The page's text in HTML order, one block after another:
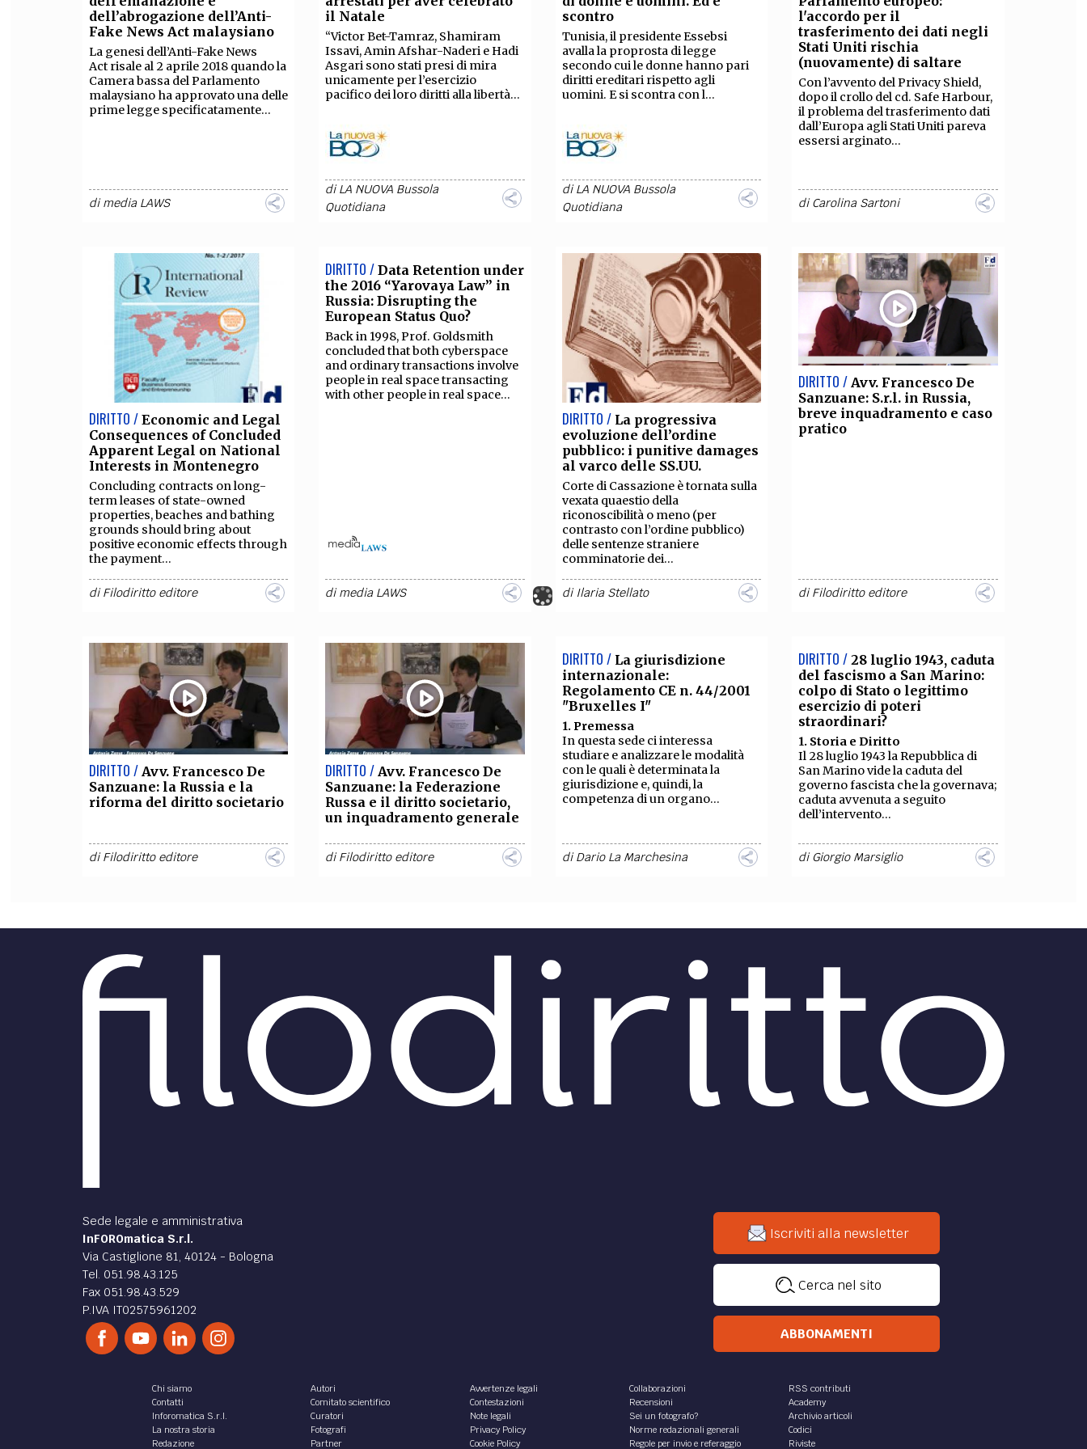
FILODIRITTO REDAZIONE COMITATO SCIENTIFICO CURATORI FOTOGRAFI PARTNER COLLABORA CON NOI
EXTRA
SOCIAL MEDIA
dell’abrogazione dell’Anti-
Fake News Act malaysiano
La genesi dell’Anti-Fake News
Act risale al 2 aprile 2018 quando la
Camera bassa del Parlamento
malaysiano ha approvato una delle
prime legge specificatamente...
dimedia LAWS
il Natale
“Victor Bet-Tamraz, Shamiram
Issavi, Amin Afshar-Naderi e Hadi
Asgari sono stati presi di mira
unicamente per l’esercizio
pacifico dei loro diritti alla libertà...
diLA NUOVA Bussola
Quotidiana
scontro
Tunisia, il presidente Essebsi
avalla la proprosta di legge
secondo cui le donne hanno pari
diritti ereditari rispetto agli
uomini. E si scontra con l...
diLA NUOVA Bussola
Quotidiana
l'accordo per il
trasferimento dei dati negli
Stati Uniti rischia
(nuovamente) di saltare
Con l’avvento del Privacy Shield,
dopo il crollo del cd. Safe Harbour,
il problema del trasferimento dati
dall’Europa agli Stati Uniti pareva
essersi arginato...
diCarolina Sartoni
DIRITTO / Economic and Legal
Consequences of Concluded
Apparent Legal on National
Interests in Montenegro
Concluding contracts on long-
term leases of state-owned
properties, beaches and bathing
grounds should bring about
positive economic effects through
the payment...
diFilodiritto editore
DIRITTO / Data Retention under
the 2016 “Yarovaya Law” in
Russia: Disrupting the
European Status Quo?
Back in 1998, Prof. Goldsmith
concluded that both cyberspace
and ordinary transactions involve
people in real space transacting
with other people in real space...
dimedia LAWS
DIRITTO / La progressiva
evoluzione dell’ordine
pubblico: i punitive damages
al varco delle SS.UU.
Corte di Cassazione è tornata sulla
vexata quaestio della
riconoscibilità o meno (per
contrasto con l’ordine pubblico)
delle sentenze straniere
comminatorie dei...
di Ilaria Stellato
DIRITTO / Avv. Francesco De
Sanzuane: S.r.l. in Russia,
breve inquadramento e caso
pratico
diFilodiritto editore
DIRITTO / Avv. Francesco De
Sanzuane: la Russia e la
riforma del diritto societario
diFilodiritto editore
DIRITTO / Avv. Francesco De
Sanzuane: la Federazione
Russa e il diritto societario,
un inquadramento generale
diFilodiritto editore
DIRITTO / La giurisdizione
internazionale:
Regolamento CE n. 44/2001
"Bruxelles I"
1. Premessa
In questa sede ci interessa
studiare e analizzare le modalità
con le quali è determinata la
giurisdizione e, quindi, la
competenza di un organo...
diDario La Marchesina
DIRITTO / 28 luglio 1943, caduta
del fascismo a San Marino:
colpo di Stato o legittimo
esercizio di poteri
straordinari?
1. Storia e Diritto
Il 28 luglio 1943 la Repubblica di
San Marino vide la caduta del
governo fascista che la governava;
caduta avvenuta a seguito
dell’intervento...
diGiorgio Marsiglio
DIRITTO / Il “whistleblower
finlandese può aiutarci a
capire
Con il termine di whistleblower, in
generale, si intende qualcuno che
riferisce un illecito compiuto ai
danni delle autorità governative
Alessandro De Vico
DIRITTO / Il matrimonio nel
1. Il diritto di famiglia della
Federazione Russa
A differenza dell’ordinamento
italiano, nel quale le norme del...
Tatiana Aleksandrovna
Tretyak
DIRITTO / Corruzione: cosa ha
A decorrere dal 2000, nella
corruzione, sono state introdotte
significative modifiche, inserendo
nel codice penale alcuni...
di
DIRITTO / Evasione fiscale –
della Confederazione elvetica e
dell’Austria hanno firmato una
convenzione in materia di
trattamento tributario di...
Armin Kapeller
Svizzera e la Germania -
diArmin Kapeller
L’esperienza nei Paesi di common
La rinnovata consapevolezza della
estensione dei fenomeni delittuosi
Premessa
per azioni implica tutte le norme di
legge e quelle di statuto, le quali
regolano l’attività attinente alla
gestione e...
diFranc Terihati
Diritto di asilo -
Cenni sulla disciplina
DIRITTO /
Diniego del visto
d’ingresso: obbligo di
Il segreto bancario
in Svizzera, Germania ed
DIRITTO / L’eutanasia in
Svizzera